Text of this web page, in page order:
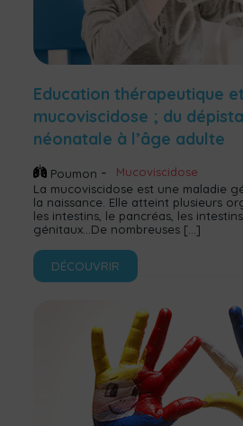
Education thérapeutique et
mucoviscidose ; du
néonatale à l’âge adulte
Poumon
Mucoviscidose
La mucoviscidose est une maladie
la naissance. Elle atteint plusieurs
les intestins, le pancréas, les
génitaux…De nombreuses[…]
DÉCOUVRIR